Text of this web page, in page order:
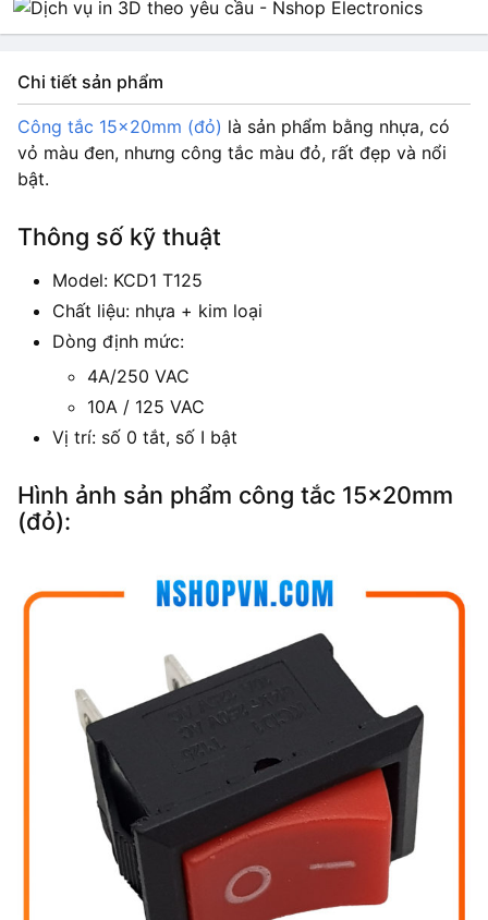
Chi tiết sản phẩm
Công tắc 15x20mm (đỏ) là sản phẩm bằng nhựa, có
vỏ màu đen, nhưng công tắc màu đỏ, rất đẹp và nổi
bật.
Thông số kỹ thuật
Model: KCD1 T125
Chất liệu: nhựa + kim loại
Dòng định mức:
4A/250 VAC
10A / 125 VAC
Vị trí: số 0 tắt, số I bật
Hình ảnh sản phẩm công tắc 15x20mm
(đỏ):